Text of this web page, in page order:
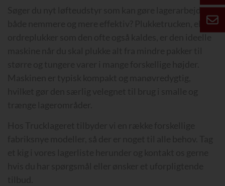
Søger du nyt løfteudstyr som kan gøre lagerarbejdet
både nemmere og mere effektiv? Plukketrucken, eller